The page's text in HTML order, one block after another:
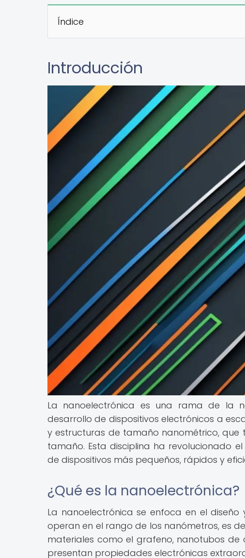
Índice
Introducción
La nanoelectrónica es una rama de la
desarrollo de dispositivos electrónicos a
y estructuras de tamaño nanométrico,
tamaño. Esta disciplina ha revolucionado
de dispositivos más pequeños, rápidos y
¿Qué es la nanoelectrónica?
La nanoelectrónica se enfoca en el
operan en el rango de los nanómetros, es
materiales como el grafeno, nanotubos de
presentan propiedades electrónicas